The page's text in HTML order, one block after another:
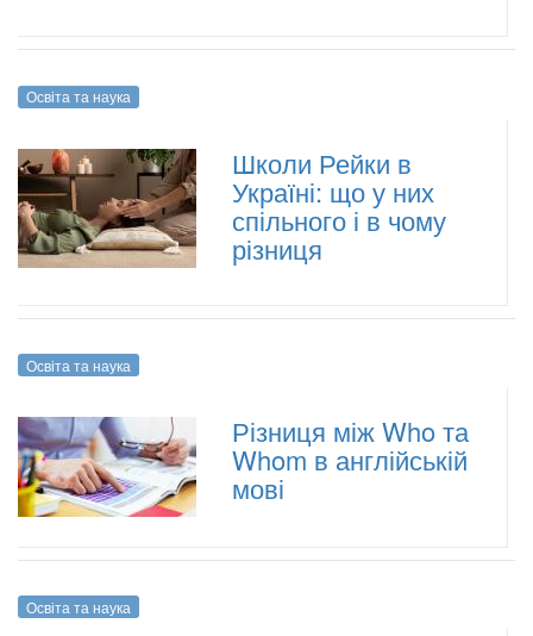
Освіта та наука
Школи Рейки в
Україні: що у них
спільного і в чому
різниця
Освіта та наука
Різниця між Who та
Whom в англійській
мові
Освіта та наука